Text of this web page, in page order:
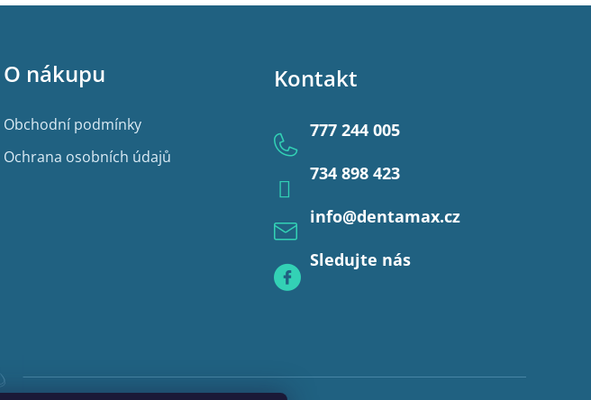
O nákupu
Obchodní podmínky
Ochrana osobních údajů
Kontakt
info@dentamax.cz
777 244 005
734 898 423
Sledujte nás